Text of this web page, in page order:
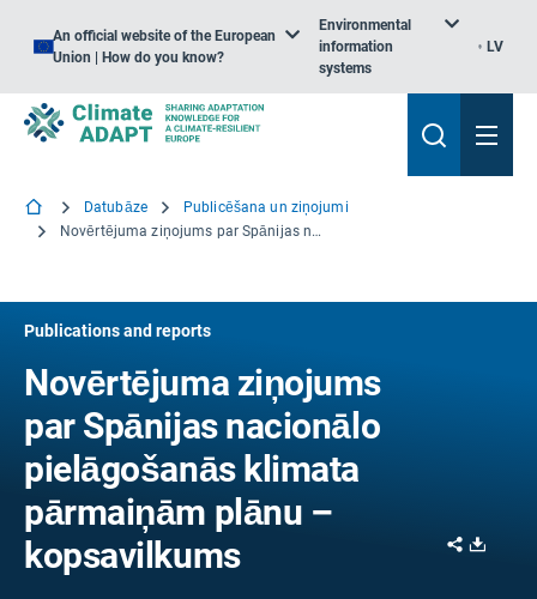
An official website of the European
Union | How do you know?
Environmental
information
systems
LV
Datubāze
Publicēšana un ziņojumi
Novērtējuma ziņojums par Spānijas nacionālo pielāgošanās klimata pārmaiņām plānu – kopsavilkums
Publications and reports
Novērtējuma ziņojums
par Spānijas nacionālo
pielāgošanās klimata
pārmaiņām plānu –
kopsavilkums
Share